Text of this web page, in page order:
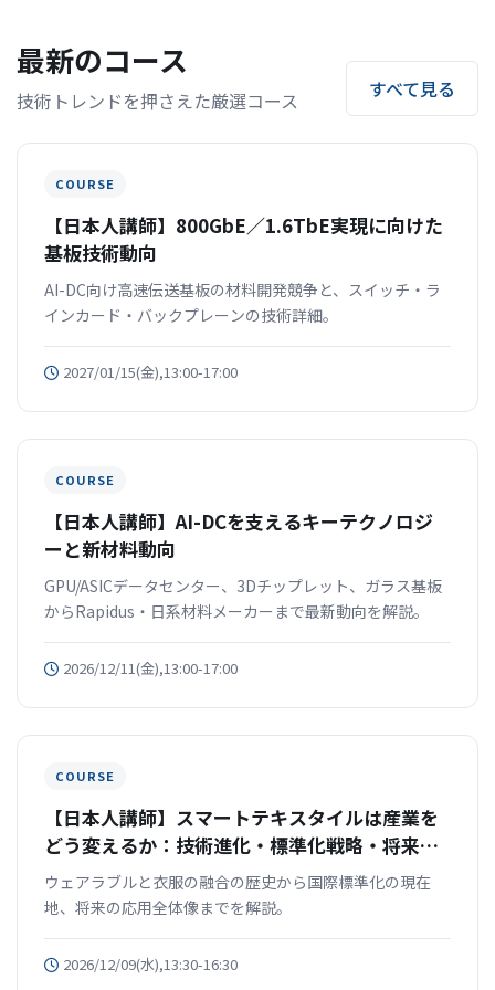
最新のコース
技術トレンドを押さえた厳選コース すべて見る
COURSE
【日本人講師】800GbE／1.6TbE実現に向けた
基板技術動向
AI-DC向け高速伝送基板の材料開発競争と、スイッチ・ラ
インカード・バックプレーンの技術詳細。
2027/01/15(金),13:00-17:00
COURSE
【日本人講師】AI-DCを支えるキーテクノロジ
ーと新材料動向
GPU/ASICデータセンター、3Dチップレット、ガラス基板
からRapidus・日系材料メーカーまで最新動向を解説。
2026/12/11(金),13:00-17:00
COURSE
【日本人講師】スマートテキスタイルは産業を
どう変えるか：技術進化・標準化戦略・将来ト
レンドを一挙解説
ウェアラブルと衣服の融合の歴史から国際標準化の現在
地、将来の応用全体像までを解説。
2026/12/09(水),13:30-16:30